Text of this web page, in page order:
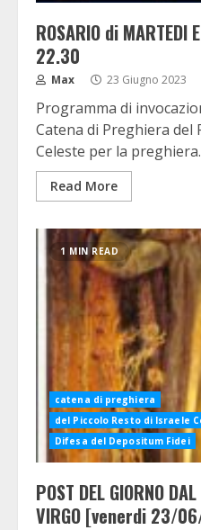
ROSARIO di
22.30
Max 23 Giugno 2023
Programma di
Catena di Preghiera del
Celeste per la
Read More
1 MIN READ
catena di preghiera
del Piccolo Resto di Israele
Difesa del Depositum Fidei
POST DEL GIORNO
VIRGO [venerdi 23/